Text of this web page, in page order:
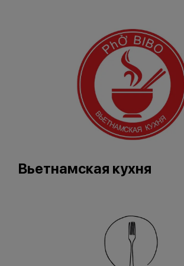
Вьетнамская кухня